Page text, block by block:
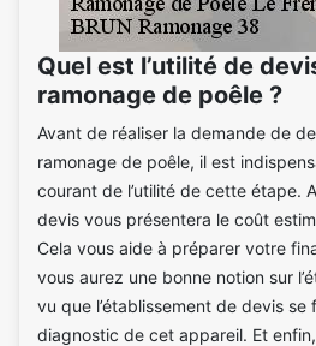
Quel est l’utilité de
ramonage de poêle ?
Avant de réaliser la demande de
ramonage de poêle, il est
courant de l’utilité de cette étape.
devis vous présentera le coût
Cela vous aide à préparer votre
vous aurez une bonne notion sur
vu que l’établissement de devis
diagnostic de cet appareil. Et